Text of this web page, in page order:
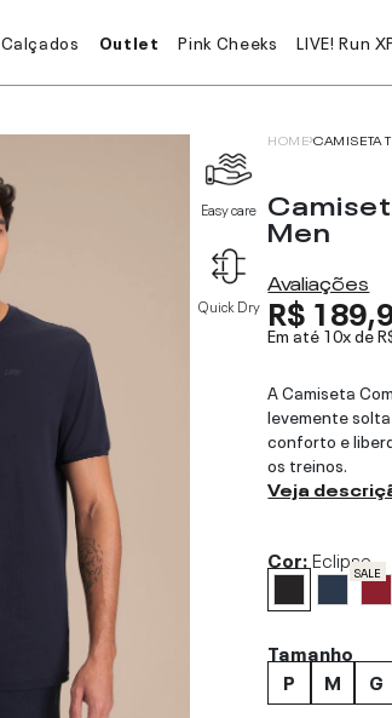
Calçados Outlet Pink Cheeks LIVE! Run
Easy care
Quick Dry
HOME CAMISETA
Men
Avaliações
R$
Em até 10x de
A Camiseta
levemente
conforto e
os treinos.
Veja
Cor:Eclipse
SALE
Tamanho
P
M G